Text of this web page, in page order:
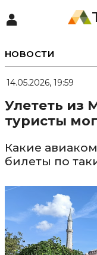
НОВОСТИ
14.05.2026, 19:59
Улететь из
туристы
Какие
билеты по